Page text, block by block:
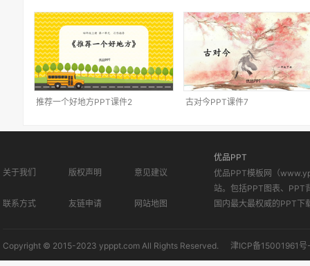
推荐一个好地方PPT课件2 古对今PPT课件7
关于我们 版权声明 意见建议
联系方式 友链申请 网站地图
优品PPT
优品PPT模板网（
站。包括PPT图表、PPT
国内最大最权威的PPT下
Copyright © 2015-2023 ypppt.com All Rights Reserved. 津ICP备15001961号